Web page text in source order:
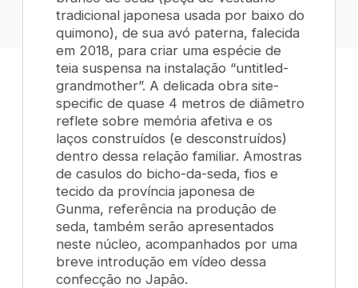
tradicional japonesa usada por baixo do
quimono), de sua avó paterna, falecida
em 2018, para criar uma espécie de
teia suspensa na instalação “untitled-
grandmother”. A delicada obrasite-
specific de quase 4 metros de diâmetro
reflete sobre memória afetiva e os
laços construídos (e desconstruídos)
dentro dessa relação familiar. Amostras
de casulos do bicho-da-seda, fios e
tecido da província japonesa de
Gunma, referência na produção de
seda, também serão apresentados
neste núcleo, acompanhados por uma
breve introdução em vídeo dessa
confecção no Japão.